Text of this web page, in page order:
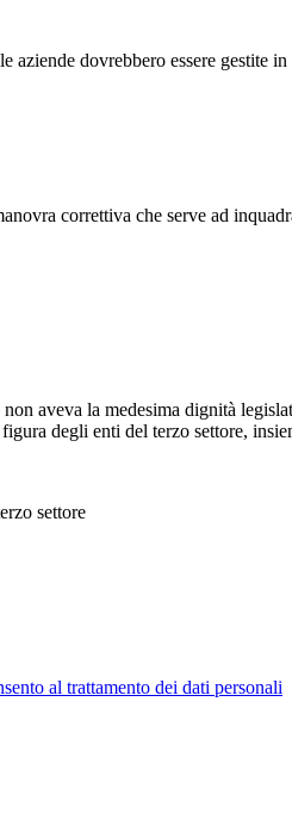
dovrebbero essere gestite
correttiva che serve ad
aveva la medesima dignità
degli enti del terzo settore,
settore
al trattamento dei dati personali